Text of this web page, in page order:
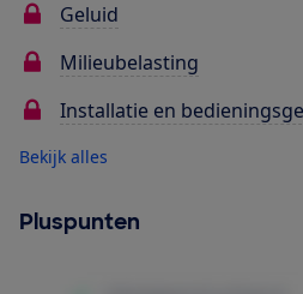
Geluid
Milieubelasting
Installatie en
Bekijk alles
Pluspunten